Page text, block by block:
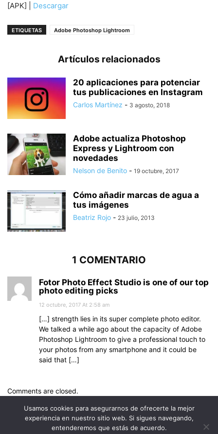
[APK] | Descargar
ETIQUETAS Adobe Photoshop Lightroom
Artículos relacionados
20 aplicaciones para potenciar
tus publicaciones en Instagram
Carlos Martínez - 3 agosto, 2018
Adobe actualiza Photoshop
Express y Lightroom con
novedades
Nelson de Benito - 19 octubre, 2017
Cómo añadir marcas de agua a
tus imágenes
Beatriz Rojo - 23 julio, 2013
1 COMENTARIO
Fotor Photo Effect Studio is one of our top
photo editing picks
12 octubre, 2017 At 2:58 am
[…] strength lies in its super complete photo editor.
We talked a while ago about the capacity of Adobe
Photoshop Lightroom to give a professional touch to
your photos from any smartphone and it could be
said that […]
Comments are closed.
Usamos cookies para asegurarnos de ofrecerte la mejor
experiencia en nuestro sitio web. Si sigues navegando,
entenderemos que estás de acuerdo.